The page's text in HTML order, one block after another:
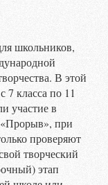
школьников,
В этой
7 класса по 11
участие в
при
проверяют
творческий
этап